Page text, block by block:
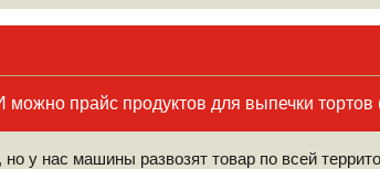
прайс продуктов для выпечки
у нас машины развозят товар по всей